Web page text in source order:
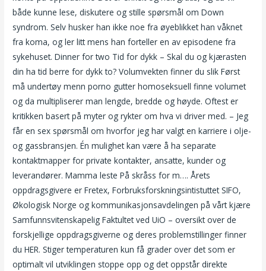
både kunne lese, diskutere og stille spørsmål om Down
syndrom. Selv husker han ikke noe fra øyeblikket han våknet
fra koma, og ler litt mens han forteller en av episodene fra
sykehuset. Dinner for two Tid for dykk – Skal du og kjærasten
din ha tid berre for dykk to? Volumvekten finner du slik Først
må undertøy menn porno gutter homoseksuell finne volumet
og da multipliserer man lengde, bredde og høyde. Oftest er
kritikken basert på myter og rykter om hva vi driver med. – Jeg
får en sex spørsmål om hvorfor jeg har valgt en karriere i olje-
og gassbransjen. Én mulighet kan være å ha separate
kontaktmapper for private kontakter, ansatte, kunder og
leverandører. Mamma leste På skråss for m…. Årets
oppdragsgivere er Fretex, Forbruksforskningsintistuttet SIFO,
Økologisk Norge og kommunikasjonsavdelingen på vårt kjære
Samfunnsvitenskapelig Faktultet ved UiO – oversikt over de
forskjellige oppdragsgiverne og deres problemstillinger finner
du HER. Stiger temperaturen kun få grader over det som er
optimalt vil utviklingen stoppe opp og det oppstår direkte